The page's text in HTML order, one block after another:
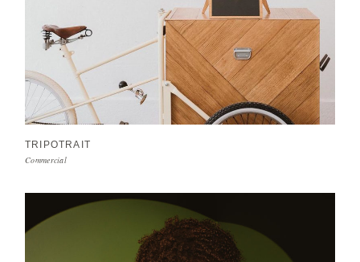
TRIPOTRAIT
Commercial